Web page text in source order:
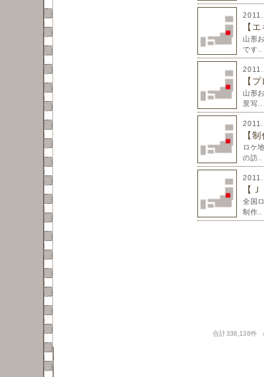
【
山形
です..
【
山形
景写..
【
ロケ
の訪..
【
全国
制作..
合計338,138件